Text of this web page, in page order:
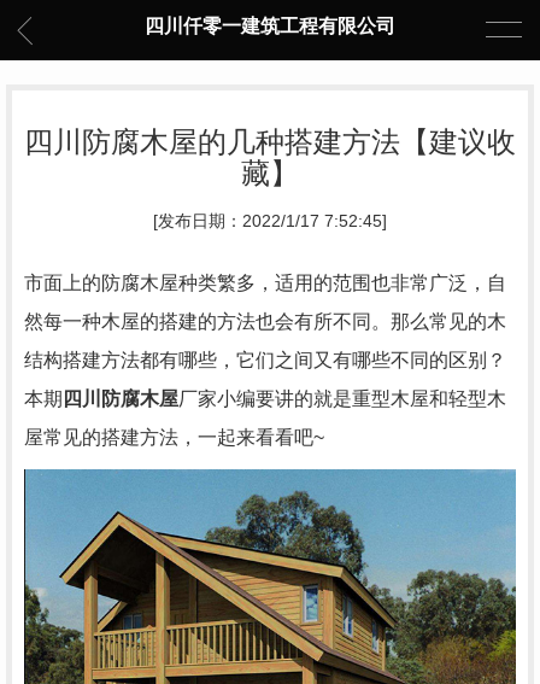
四川仟零一建筑工程有限公司
四川防腐木屋的几种搭建方法【建议收
藏】
[发布日期：2022/1/17 7:52:45]
市面上的防腐木屋种类繁多，适用的范围也非常广泛，自
然每一种木屋的搭建的方法也会有所不同。那么常见的木
结构搭建方法都有哪些，它们之间又有哪些不同的区别？
本期 四川防腐木屋厂家小编要讲的就是重型木屋和轻型木
屋常见的搭建方法，一起来看看吧~